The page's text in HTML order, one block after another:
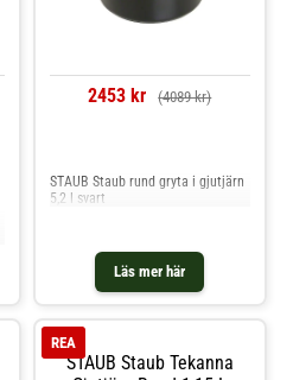
2453 kr (4089 kr)
Läs mer här
STAUB Staub rund gryta i gjutjärn
5,2 l svart
STAUB Staub Tekanna
REA